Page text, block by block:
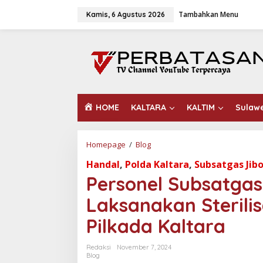
Kamis, 6 Agustus 2026 Tambahkan Menu
HOME KALTARA KALTIM
Homepage / Blog
o
e
b
Handal, Polda Kaltara, Subsatgas
Personel
Laksanakan
Pilkada Kaltara
Redaksi
November 7, 2024
Blog